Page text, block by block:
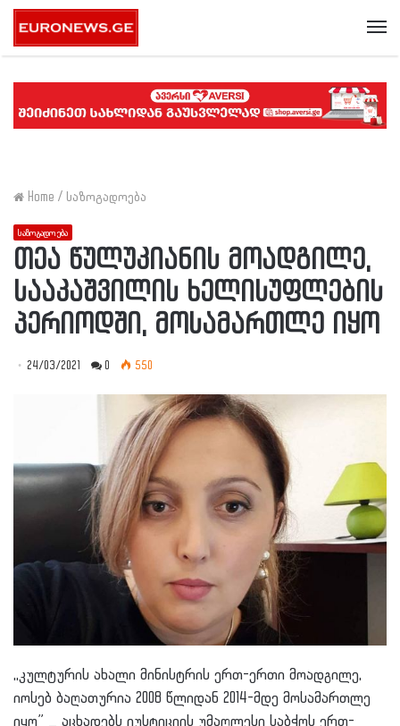
Home / საზოგადოება
საზოგადოება
თეა წულუკიანის მოადგილე,
სააკაშვილის ხელისუფლების
პერიოდში, მოსამართლე იყო
24/03/2021 0 550
,,კულტურის ახალი მინისტრის ერთ-ერთი მოადგილე,
იოსებ ბაღათურია 2008 წლიდან 2014-მდე მოსამართლე
იყო” _ აცხადებს იუსტიციის უმაღლესი საბჭოს ერთ-